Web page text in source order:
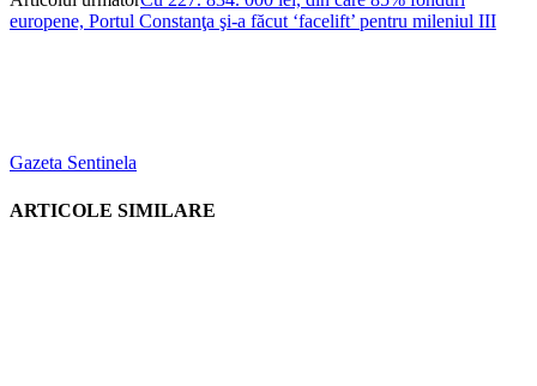
europene, Portul Constanţa şi-a făcut ‘facelift’ pentru mileniul III
Gazeta Sentinela
ARTICOLE SIMILARE